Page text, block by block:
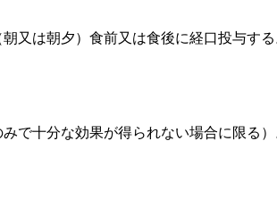
又は朝夕）食前又は食後に経口投与す
で十分な効果が得られない場合に限る）